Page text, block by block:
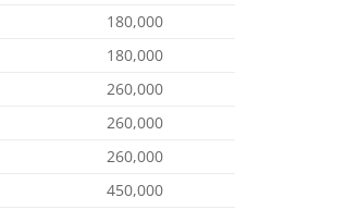
180,000
180,000
260,000
260,000
260,000
450,000